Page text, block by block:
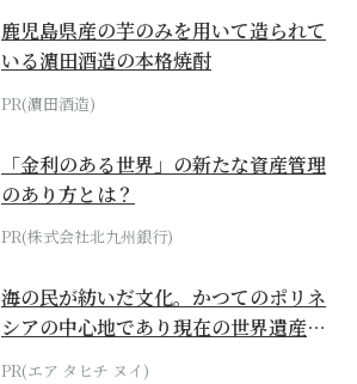
鹿児島県産の芋のみを用いて造られて
いる濵田酒造の本格焼酎
PR(濵田酒造)
「金利のある世界」の新たな資産管理
のあり方とは？
PR(株式会社北九州銀行)
海の民が紡いだ文化。かつてのポリネ
シアの中心地であり現在の世界遺産か
らみえてくる...
PR(エア タヒチ ヌイ)